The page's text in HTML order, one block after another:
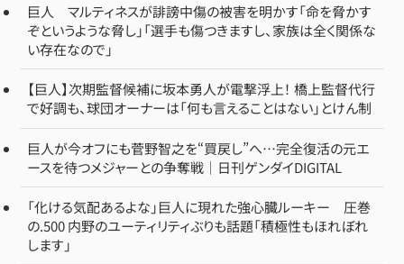
巨人 マルティネスが誹謗中傷の被害を明かす「命を脅かす
ぞというような脅し」「選手も傷つきますし、家族は全く関係な
い存在なので」
【巨人】次期監督候補に坂本勇人が電撃浮上！ 橋上監督代行
で好調も、球団オーナーは「何も言えることはない」とけん制
巨人が今オフにも菅野智之を“買戻し”へ…完全復活の元エ
ースを待つメジャーとの争奪戦｜日刊ゲンダイDIGITAL
「化ける気配あるよな」巨人に現れた強心臓ルーキー 圧巻
の.500 内野のユーティリティぶりも話題「積極性もほれぼれ
します」